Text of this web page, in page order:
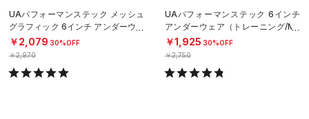
UAパフォーマンステック メッシュ
グラフィック 6インチ アンダーウェ
ア（トレーニング/MEN）
￥2,079 30%OFF
￥2,970
UAパフォーマンステック 6インチ
アンダーウェア（トレーニング/ME
N）
￥1,925 30%OFF
￥2,750